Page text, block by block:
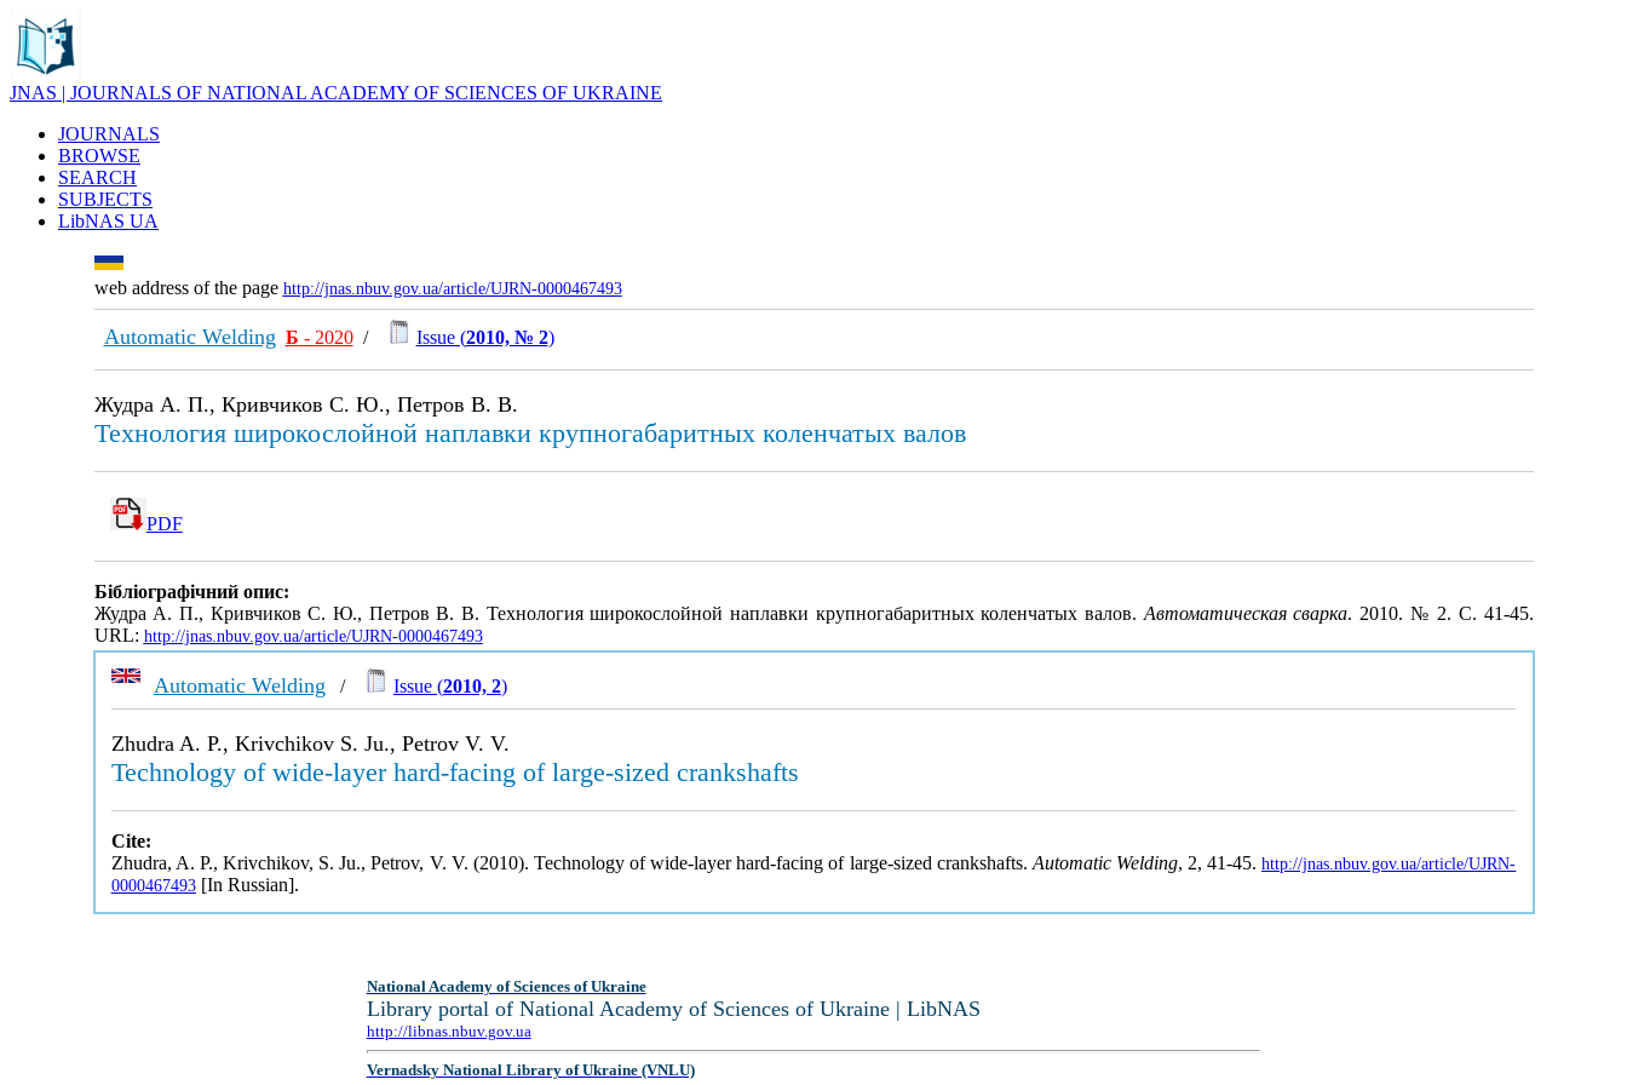
JNAS | JOURNALS OF NATIONAL ACADEMY OF SCIENCES OF UKRAINE
JOURNALS
BROWSE
SEARCH
SUBJECTS
LibNAS UA
web address of the page http://jnas.nbuv.gov.ua/article/UJRN-0000467493
Automatic Welding Б - 2020/ Issue (2010, № 2)
Жудра А. П., Кривчиков С. Ю., Петров В. В.
Технология широкослойной наплавки крупногабаритных коленчатых валов
PDF
Бібліографічний опис:
Жудра А. П., Кривчиков С. Ю., Петров В. В. Технология широкослойной наплавки крупногабаритных коленчатых валов.Автоматическая сварка. 2010. № 2. С. 41-45.
URL: http://jnas.nbuv.gov.ua/article/UJRN-0000467493
Automatic Welding / Issue (2010, 2)
Zhudra A. P., Krivchikov S. Ju., Petrov V. V.
Technology of wide-layer hard-facing of large-sized crankshafts
Cite:
Zhudra, A. P., Krivchikov, S. Ju., Petrov, V. V. (2010). Technology of wide-layer hard-facing of large-sized crankshafts. Automatic Welding, 2, 41-45.http://jnas.nbuv.gov.ua/article/UJRN-
0000467493[In Russian].
National Academy of Sciences of Ukraine
Library portal of National Academy of Sciences of Ukraine | LibNAS
http://libnas.nbuv.gov.ua
Vernadsky National Library of Ukraine (VNLU)